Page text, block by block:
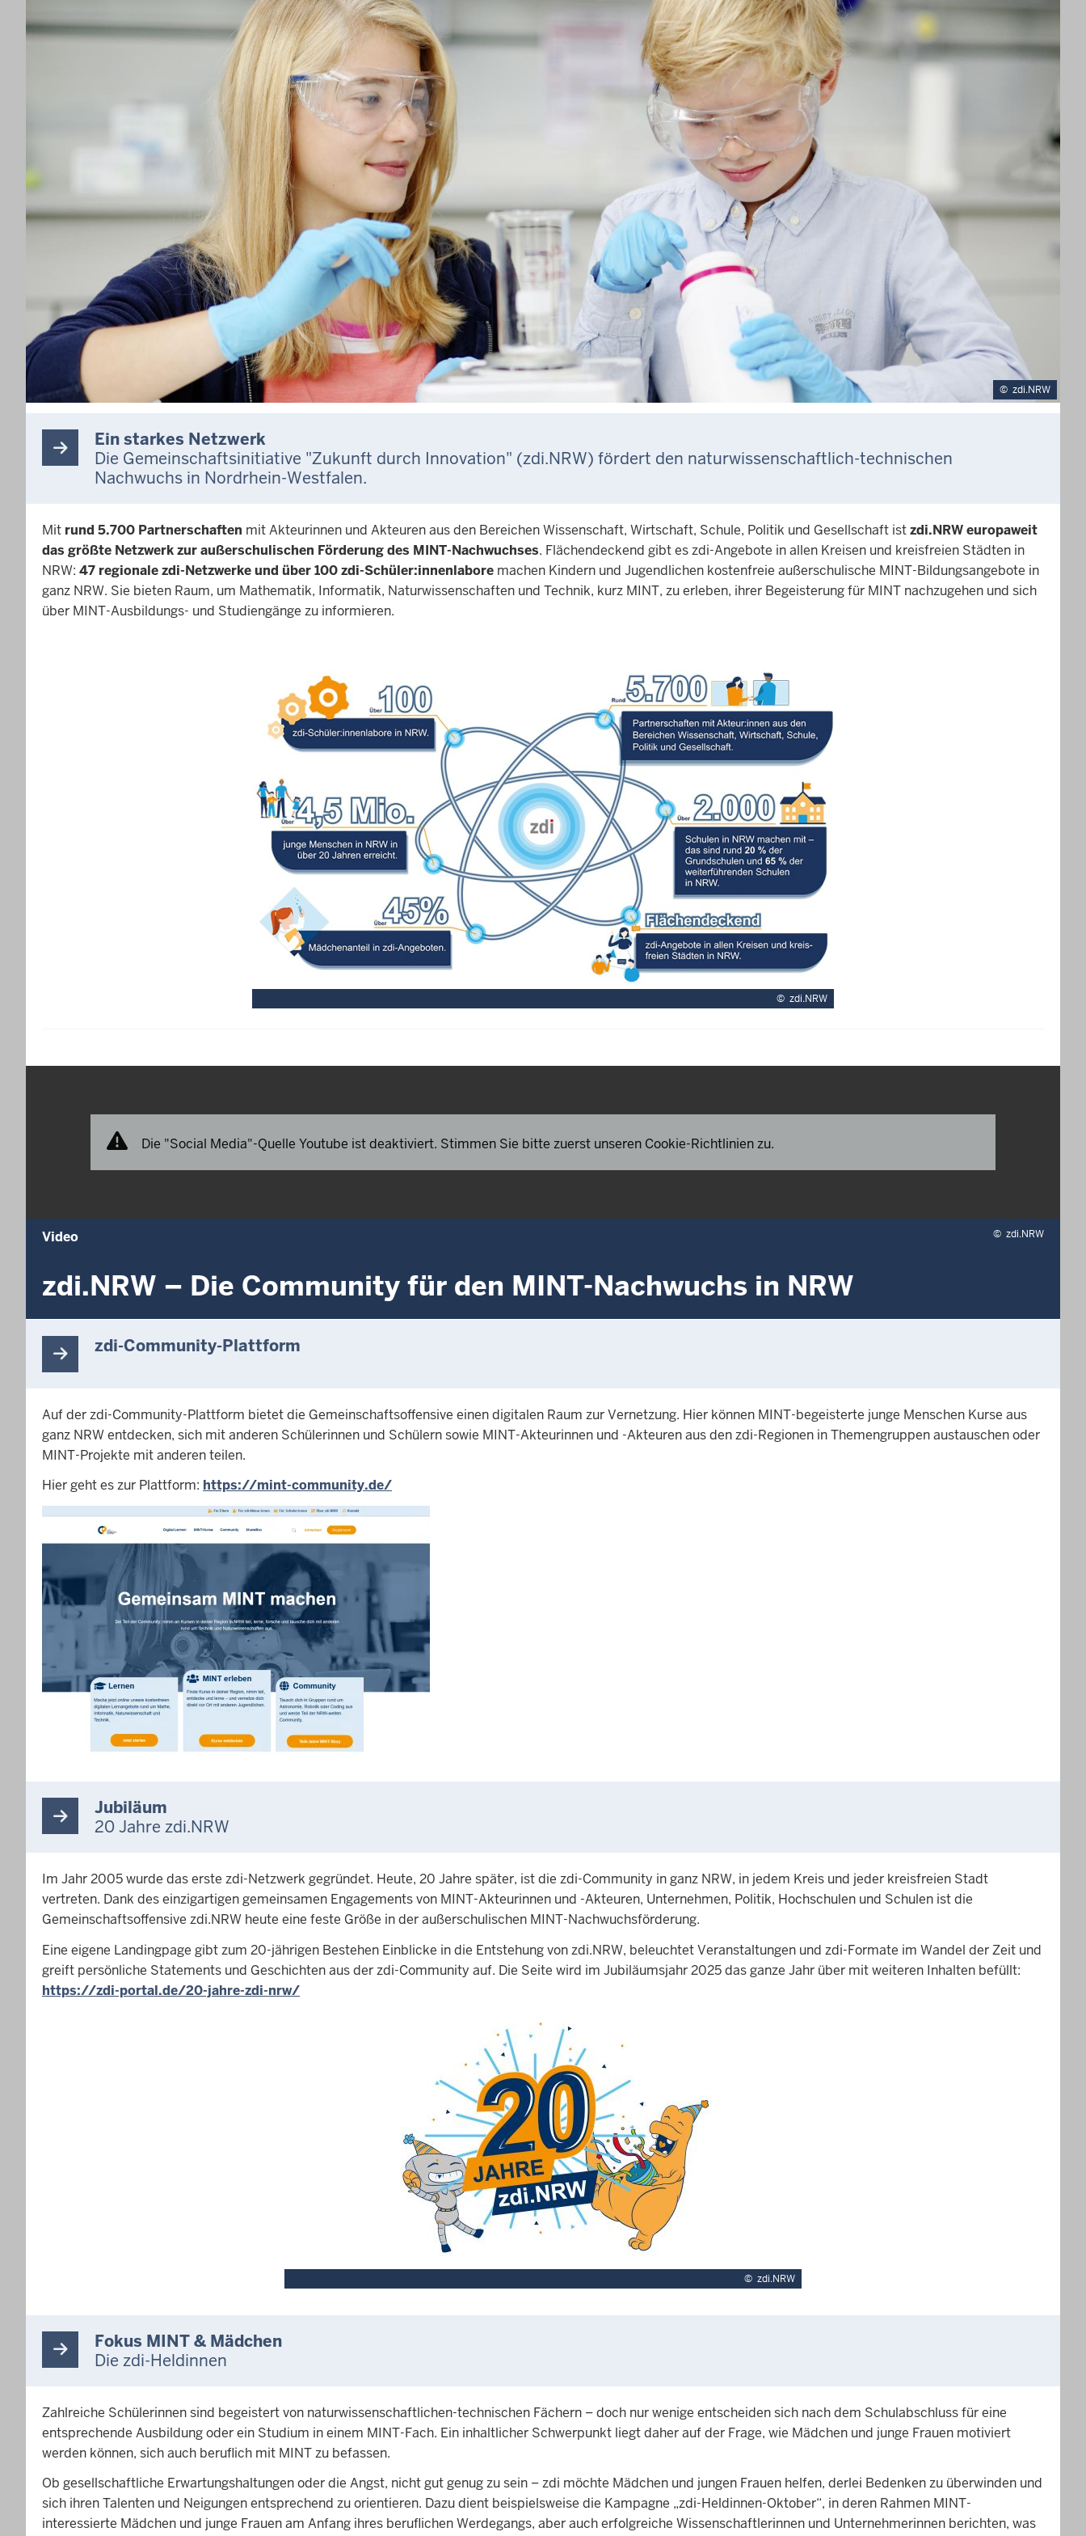
© zdi.NRW
Ein starkes Netzwerk
Die Gemeinschaftsinitiative "Zukunft durch Innovation" (zdi.NRW) fördert den naturwissenschaftlich-technischen
Nachwuchs in Nordrhein-Westfalen.
Mit rund 5.700 Partnerschaften mit Akteurinnen und Akteuren aus den Bereichen Wissenschaft, Wirtschaft, Schule, Politik und Gesellschaft istzdi.NRW europaweit
das größte Netzwerk zur außerschulischen Förderung des MINT-Nachwuchses. Flächendeckend gibt es zdi-Angebote in allen Kreisen und kreisfreien Städten in
NRW: 47 regionale zdi-Netzwerke und über 100 zdi-Schüler:innenlabore machen Kindern und Jugendlichen kostenfreie außerschulische MINT-Bildungsangebote in
ganz NRW. Sie bieten Raum, um Mathematik, Informatik, Naturwissenschaften und Technik, kurz MINT, zu erleben, ihrer Begeisterung für MINT nachzugehen und sich
über MINT-Ausbildungs- und Studiengänge zu informieren.
© zdi.NRW
Die "Social Media"-Quelle Youtube ist deaktiviert. Stimmen Sie bitte zuerst unseren Cookie-Richtlinien zu.
Video © zdi.NRW
zdi.NRW – Die Community für den MINT-Nachwuchs in NRW
zdi-Community-Plattform
Auf der zdi-Community-Plattform bietet die Gemeinschaftsoffensive einen digitalen Raum zur Vernetzung. Hier können MINT-begeisterte junge Menschen Kurse aus
ganz NRW entdecken, sich mit anderen Schülerinnen und Schülern sowie MINT-Akteurinnen und -Akteuren aus den zdi-Regionen in Themengruppen austauschen oder
MINT-Projekte mit anderen teilen.
Hier geht es zur Plattform: https://mint-community.de/
Jubiläum
20 Jahre zdi.NRW
Im Jahr 2005 wurde das erste zdi-Netzwerk gegründet. Heute, 20 Jahre später, ist die zdi-Community in ganz NRW, in jedem Kreis und jeder kreisfreien Stadt
vertreten. Dank des einzigartigen gemeinsamen Engagements von MINT-Akteurinnen und -Akteuren, Unternehmen, Politik, Hochschulen und Schulen ist die
Gemeinschaftsoffensive zdi.NRW heute eine feste Größe in der außerschulischen MINT-Nachwuchsförderung.
Eine eigene Landingpage gibt zum 20-jährigen Bestehen Einblicke in die Entstehung von zdi.NRW, beleuchtet Veranstaltungen und zdi-Formate im Wandel der Zeit und
greift persönliche Statements und Geschichten aus der zdi-Community auf. Die Seite wird im Jubiläumsjahr 2025 das ganze Jahr über mit weiteren Inhalten befüllt:
https://zdi-portal.de/20-jahre-zdi-nrw/
© zdi.NRW
Fokus MINT & Mädchen
Die zdi-Heldinnen
Zahlreiche Schülerinnen sind begeistert von naturwissenschaftlichen-technischen Fächern – doch nur wenige entscheiden sich nach dem Schulabschluss für eine
entsprechende Ausbildung oder ein Studium in einem MINT-Fach. Ein inhaltlicher Schwerpunkt liegt daher auf der Frage, wie Mädchen und junge Frauen motiviert
werden können, sich auch beruflich mit MINT zu befassen.
Ob gesellschaftliche Erwartungshaltungen oder die Angst, nicht gut genug zu sein – zdi möchte Mädchen und jungen Frauen helfen, derlei Bedenken zu überwinden und
sich ihren Talenten und Neigungen entsprechend zu orientieren. Dazu dient beispielsweise die Kampagne „zdi-Heldinnen-Oktober“, in deren Rahmen MINT-
interessierte Mädchen und junge Frauen am Anfang ihres beruflichen Werdegangs, aber auch erfolgreiche Wissenschaftlerinnen und Unternehmerinnen berichten, was